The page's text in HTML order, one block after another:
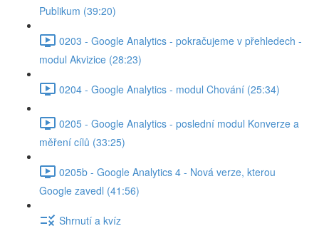
Publikum (39:20)
0203 - Google Analytics - pokračujeme v přehledech -
modul Akvizice (28:23)
0204 - Google Analytics - modul Chování (25:34)
0205 - Google Analytics - poslední modul Konverze a
měření cílů (33:25)
0205b - Google Analytics 4 - Nová verze, kterou
Google zavedl (41:56)
Shrnutí a kvíz